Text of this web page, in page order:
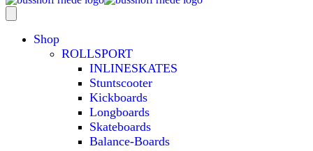
Shop
ROLLSPORT
INLINESKATES
Stuntscooter
Kickboards
Longboards
Skateboards
Balance-Boards